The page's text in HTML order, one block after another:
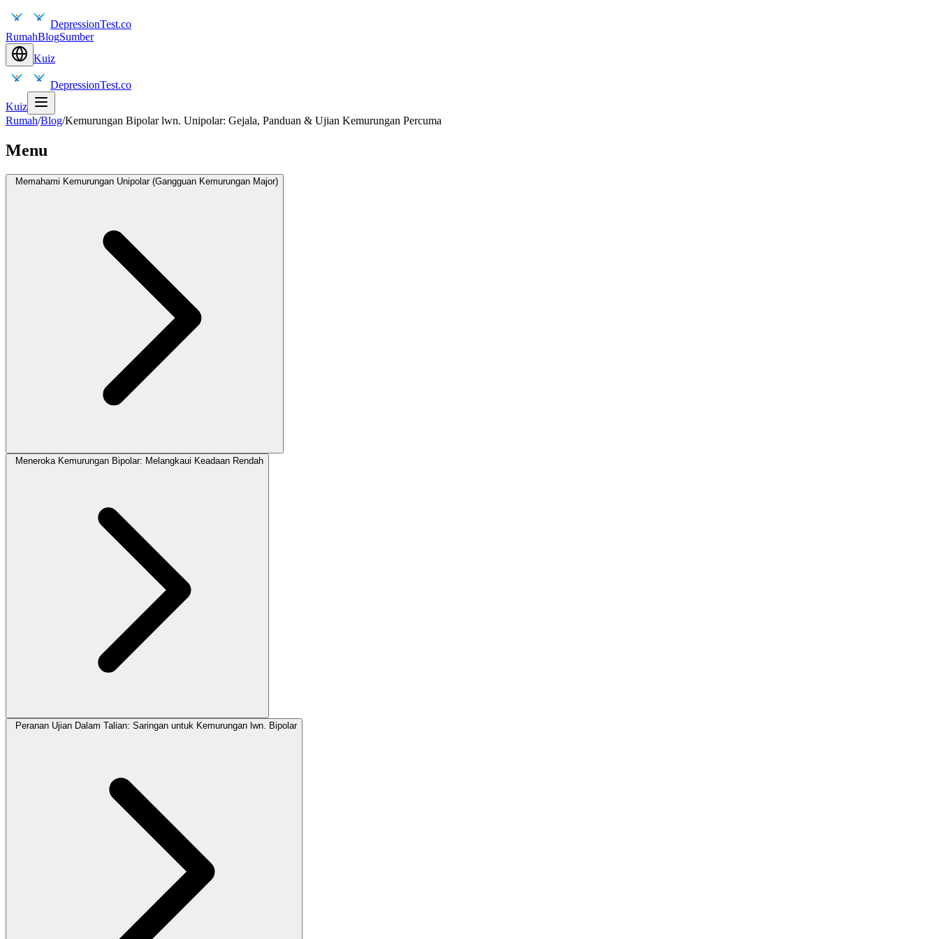
DepressionTest.co
RumahBlogSumber
Kuiz
DepressionTest.co
Kuiz
Rumah/Blog/Kemurungan Bipolar lwn. Unipolar: Gejala, Panduan & Ujian Kemurungan Percuma
Menu
Memahami Kemurungan Unipolar (Gangguan Kemurungan Major)
Meneroka Kemurungan Bipolar: Melangkaui Keadaan Rendah
Peranan Ujian Dalam Talian: Saringan untuk Kemurungan lwn. Bipolar